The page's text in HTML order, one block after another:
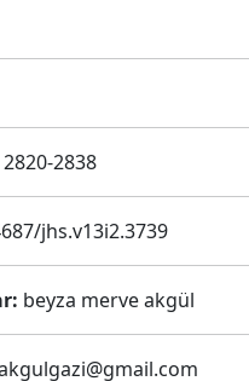
2820-2838
jhs.v13i2.3739
beyza merve akgül